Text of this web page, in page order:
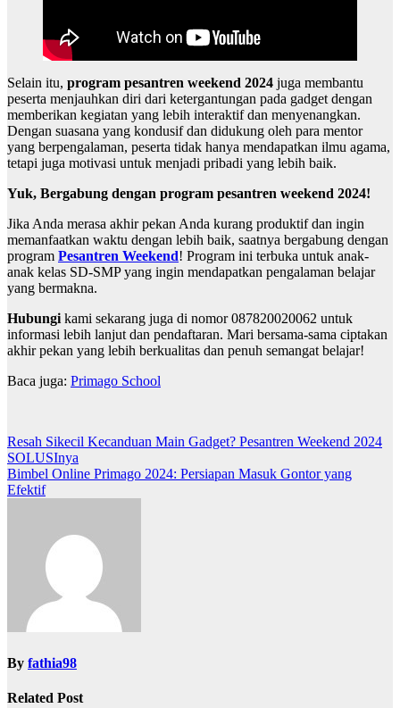
Selain itu, program pesantren weekend 2024 juga membantu
peserta menjauhkan diri dari ketergantungan pada gadget dengan
memberikan kegiatan yang lebih interaktif dan menyenangkan.
Dengan suasana yang kondusif dan didukung oleh para mentor
yang berpengalaman, peserta tidak hanya mendapatkan ilmu agama,
tetapi juga motivasi untuk menjadi pribadi yang lebih baik.
Yuk, Bergabung dengan program pesantren weekend 2024!
Jika Anda merasa akhir pekan Anda kurang produktif dan ingin
memanfaatkan waktu dengan lebih baik, saatnya bergabung dengan
program Pesantren Weekend! Program ini terbuka untuk anak-
anak kelas SD-SMP yang ingin mendapatkan pengalaman belajar
yang bermakna.
Hubungikami sekarang juga di nomor 087820020062 untuk
informasi lebih lanjut dan pendaftaran. Mari bersama-sama ciptakan
akhir pekan yang lebih berkualitas dan penuh semangat belajar!
Baca juga: Primago School
Post
navigation
Resah Sikecil Kecanduan Main Gadget? Pesantren Weekend 2024
SOLUSInya
Bimbel Online Primago 2024: Persiapan Masuk Gontor yang
Efektif
By fathia98
Related Post